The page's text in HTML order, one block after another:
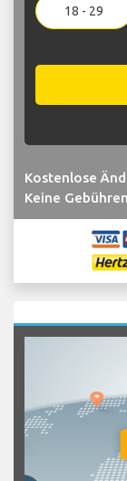
18 - 29
Kostenlose
Keine